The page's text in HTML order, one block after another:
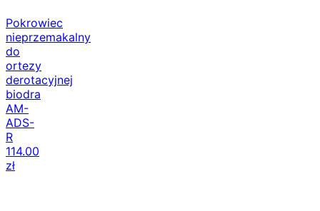
Pokrowiec
nieprzemakalny
do
ortezy
derotacyjnej
biodra
AM-
ADS-
R
114.00
zł